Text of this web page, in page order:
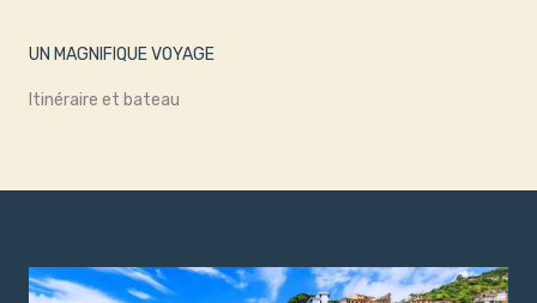
UN MAGNIFIQUE VOYAGE
Itinéraire et bateau